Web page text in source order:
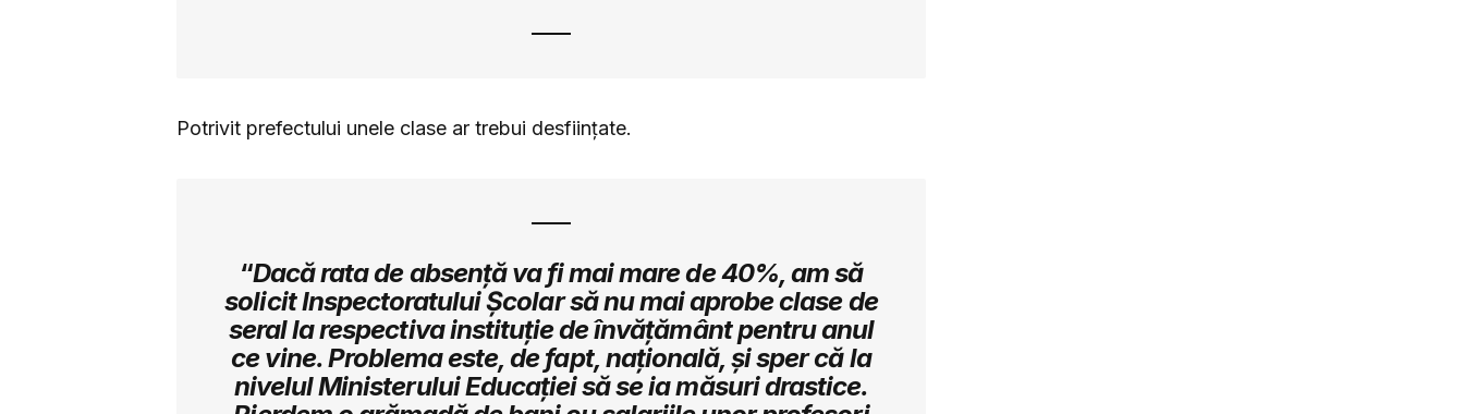
Potrivit prefectului unele clase ar trebui desființate.
“Dacă rata de absență va fi mai mare de 40%, am să
solicit Inspectoratului Școlar să nu mai aprobe clase de
seral la respectiva instituție de învățământ pentru anul
ce vine. Problema este, de fapt, națională, și sper că la
nivelul Ministerului Educației să se ia măsuri drastice.